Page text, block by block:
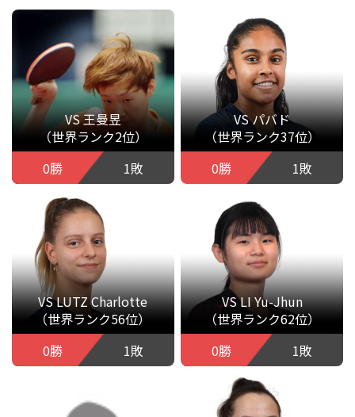
VS 王曼昱
（世界ランク2位）
0勝
1敗
VS パバド
（世界ランク37位）
0勝
1敗
VS LUTZ Charlotte
（世界ランク56位）
0勝
1敗
VS LI Yu-Jhun
（世界ランク62位）
0勝
1敗